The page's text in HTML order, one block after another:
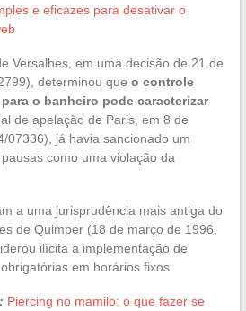
e eficazes para desativar o
Versalhes, em uma decisão de 21 de
determinou que o controle
o banheiro pode caracterizar
de apelação de Paris, em 8 de
07336), já havia sancionado um
como uma violação da
a uma jurisprudência mais antiga do
de Quimper (18 de março de 1996,
ilícita a implementação de
em horários fixos.
Piercing no mamilo: o que fazer se